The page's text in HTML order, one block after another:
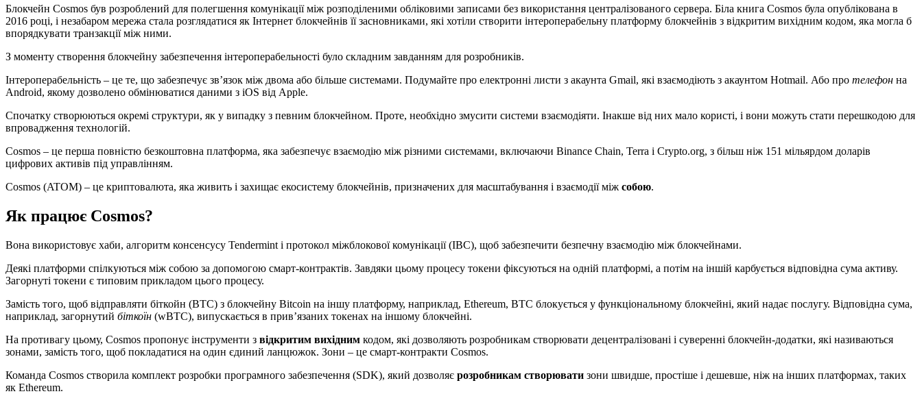
Блокчейн Cosmos був розроблений для полегшення комунікації між розподіленими обліковими записами без використання централізованого сервера. Біла книга Cosmos була опублікована в
2016 році, і незабаром мережа стала розглядатися як Інтернет блокчейнів її засновниками, які хотіли створити інтероперабельну платформу блокчейнів з відкритим вихідним кодом, яка могла б
впорядкувати транзакції між ними.
З моменту створення блокчейну забезпечення інтероперабельності було складним завданням для розробників.
Інтероперабельність – це те, що забезпечує зв’язок між двома або більше системами. Подумайте про електронні листи з акаунта Gmail, які взаємодіють з акаунтом Hotmail. Або про телефон на
Android, якому дозволено обмінюватися даними з iOS від Apple.
Спочатку створюються окремі структури, як у випадку з певним блокчейном. Проте, необхідно змусити системи взаємодіяти. Інакше від них мало користі, і вони можуть стати перешкодою для
впровадження технологій.
Cosmos – це перша повністю безкоштовна платформа, яка забезпечує взаємодію між різними системами, включаючи Binance Chain, Terra і Crypto.org, з більш ніж 151 мільярдом доларів
цифрових активів під управлінням.
Cosmos (ATOM) – це криптовалюта, яка живить і захищає екосистему блокчейнів, призначених для масштабування і взаємодії між собою.
Як працює Cosmos?
Вона використовує хаби, алгоритм консенсусу Tendermint і протокол міжблокової комунікації (IBC), щоб забезпечити безпечну взаємодію між блокчейнами.
Деякі платформи спілкуються між собою за допомогою смарт-контрактів. Завдяки цьому процесу токени фіксуються на одній платформі, а потім на іншій карбується відповідна сума активу.
Загорнуті токени є типовим прикладом цього процесу.
Замість того, щоб відправляти біткойн (BTC) з блокчейну Bitcoin на іншу платформу, наприклад, Ethereum, BTC блокується у функціональному блокчейні, який надає послугу. Відповідна сума,
наприклад, загорнутий біткоїн (wBTC), випускається в прив’язаних токенах на іншому блокчейні.
На противагу цьому, Cosmos пропонує інструменти з відкритим вихідним кодом, які дозволяють розробникам створювати децентралізовані і суверенні блокчейн-додатки, які називаються
зонами, замість того, щоб покладатися на один єдиний ланцюжок. Зони – це смарт-контракти Cosmos.
Команда Cosmos створила комплект розробки програмного забезпечення (SDK), який дозволяє розробникам створювати зони швидше, простіше і дешевше, ніж на інших платформах, таких
як Ethereum.